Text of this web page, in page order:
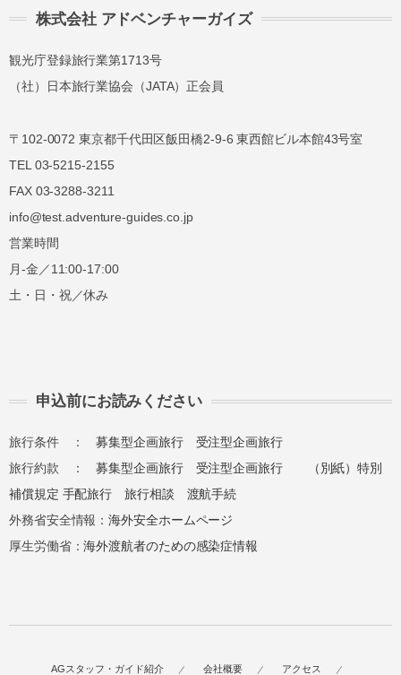
株式会社 アドベンチャーガイズ
観光庁登録旅行業第1713号
（社）日本旅行業協会（JATA）正会員
〒102-0072 東京都千代田区飯田橋2-9-6 東西館ビル本館43号室
TEL 03-5215-2155
FAX 03-3288-3211
info@test.adventure-guides.co.jp
営業時間
月-金／11:00-17:00
土・日・祝／休み
申込前にお読みください
旅行条件 ：募集型企画旅行
受注型企画旅行
旅行約款 ：募集型企画旅行 受注型企画旅行
（別紙）特別
補償規定 手配旅行 旅行相談
渡航手続
外務省安全情報：海外安全ホームページ
厚生労働省：海外渡航者のための感染症情報
AGスタッフ・ガイド紹介 会社概要 アクセス